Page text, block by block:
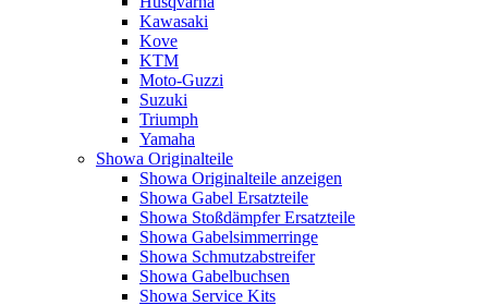
Kawasaki
Kove
KTM
Moto-Guzzi
Suzuki
Triumph
Yamaha
Showa Originalteile
Showa Originalteile anzeigen
Showa Gabel Ersatzteile
Showa Stoßdämpfer Ersatzteile
Showa Gabelsimmerringe
Showa Schmutzabstreifer
Showa Gabelbuchsen
Showa Service Kits